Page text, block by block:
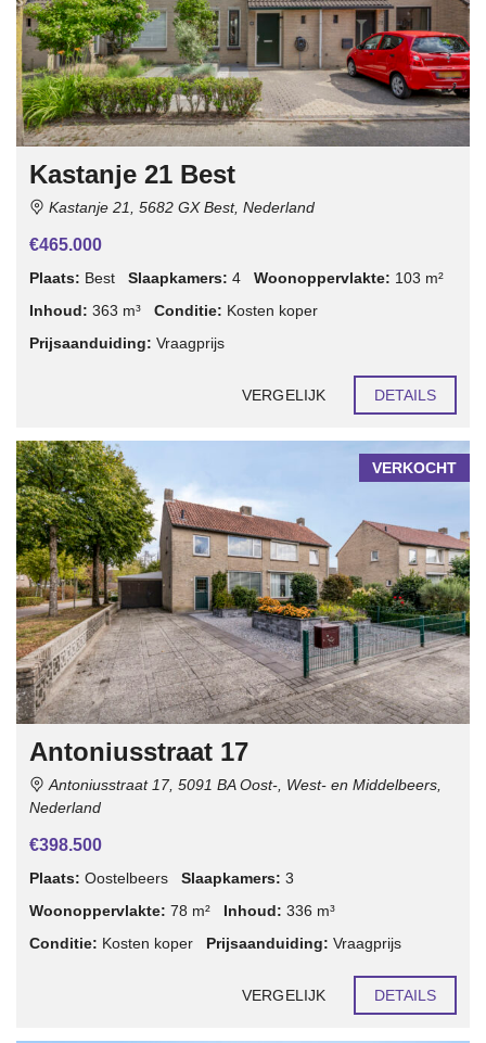
Kastanje 21 Best
Kastanje 21, 5682 GX Best, Nederland
€465.000
Plaats: Best Slaapkamers: 4 Woonoppervlakte: 103 m²
Inhoud: 363 m³ Conditie: Kosten koper
Prijsaanduiding: Vraagprijs
VERGELIJK DETAILS
VERKOCHT
Antoniusstraat 17
Antoniusstraat 17, 5091 BA Oost-, West- en Middelbeers,
Nederland
€398.500
Plaats: Oostelbeers Slaapkamers: 3
Woonoppervlakte: 78 m² Inhoud: 336 m³
Conditie: Kosten koper Prijsaanduiding: Vraagprijs
VERGELIJK DETAILS